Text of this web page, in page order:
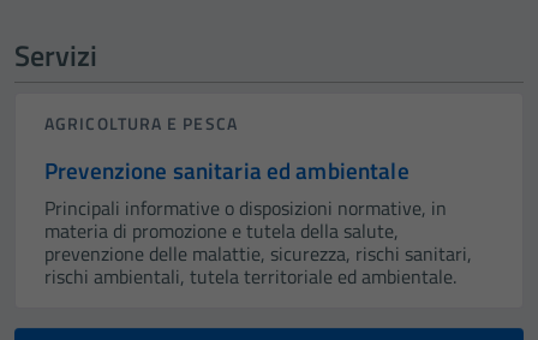
Servizi
AGRICOLTURA E PESCA
Prevenzione sanitaria ed ambientale
Principali informative o disposizioni normative, in
materia di promozione e tutela della salute,
prevenzione delle malattie, sicurezza, rischi sanitari,
rischi ambientali, tutela territoriale ed ambientale.